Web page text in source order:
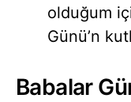
olduğum
Günü’n
Babalar